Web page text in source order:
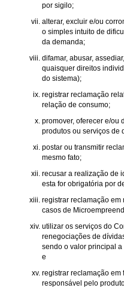
por sigilo;
alterar, excluir e/ou
o simples intuito de
da demanda;
difamar, abusar,
quaisquer direitos
do sistema);
registrar reclamação
relação de consumo;
promover, oferecer e/ou
produtos ou serviços de
postar ou transmitir
mesmo fato;
recusar a realização de
esta for obrigatória por
registrar reclamação
casos de
utilizar os serviços do
renegociações de
sendo o valor principal
e
registrar reclamação em
responsável pelo